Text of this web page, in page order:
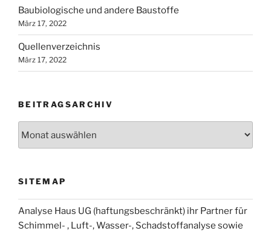
Baubiologische und andere Baustoffe
März 17, 2022
Quellenverzeichnis
März 17, 2022
BEITRAGSARCHIV
SITEMAP
Analyse Haus UG (haftungsbeschränkt) ihr Partner für
Schimmel- , Luft-, Wasser-, Schadstoffanalyse sowie